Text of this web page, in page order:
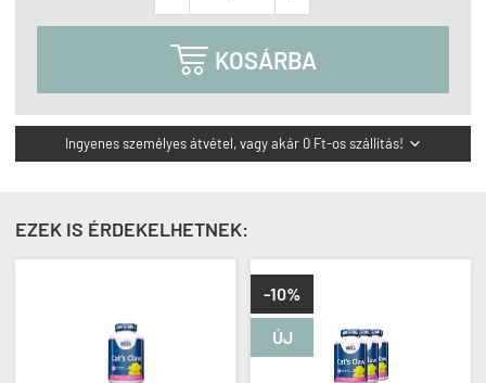
 KOSÁRBA
Ingyenes személyes átvétel, vagy akár 0 Ft-os szállítás! 
EZEK IS ÉRDEKELHETNEK:
-10%